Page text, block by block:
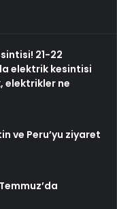
21-22
elektrik kesintisi
elektrikler ne
ve Peru’yu ziyaret